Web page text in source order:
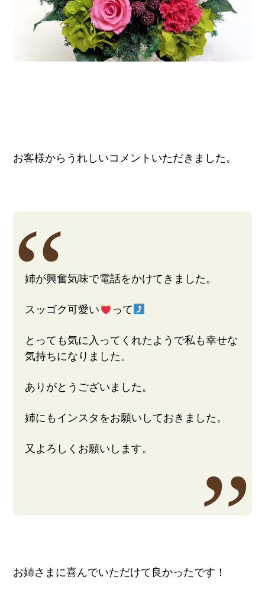
お客様からうれしいコメントいただきました。
姉が興奮気味で電話をかけてきました。
スッゴク可愛い って
とっても気に入ってくれたようで私も幸せな
気持ちになりました。
ありがとうございました。
姉にもインスタをお願いしておきました。
又よろしくお願いします。
お姉さまに喜んでいただけて良かったです！